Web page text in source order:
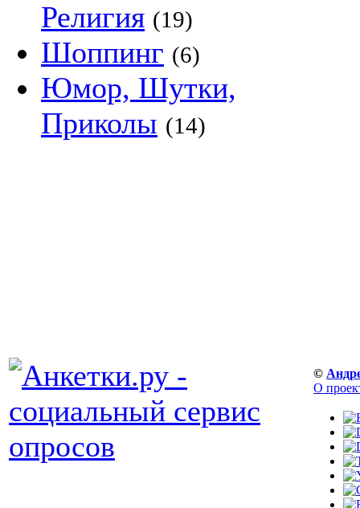
Религия (19)
Шоппинг (6)
Юмор, Шутки,
Приколы (14)
©
О